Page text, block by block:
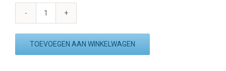
YONEX
88
TOEVOEGEN AAN WINKELWAGEN